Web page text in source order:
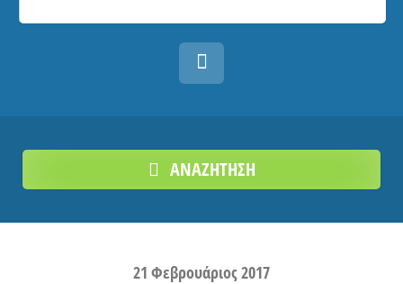
ΑΝΑΖΗΤΗΣΗ
21 Φεβρουάριος2017